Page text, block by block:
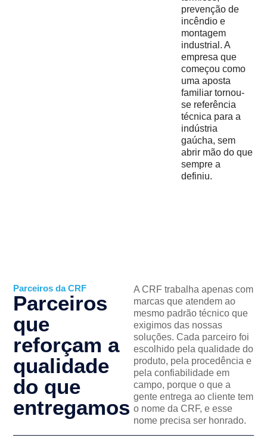
prevenção de
incêndio e
montagem
industrial. A
empresa que
começou como
uma aposta
familiar tornou-
se referência
técnica para a
indústria
gaúcha, sem
abrir mão do que
sempre a
definiu.
Parceiros da CRF
Parceiros
que
reforçam a
qualidade
do que
entregamos
A CRF trabalha apenas com
marcas que atendem ao
mesmo padrão técnico que
exigimos das nossas
soluções. Cada parceiro foi
escolhido pela qualidade do
produto, pela procedência e
pela confiabilidade em
campo, porque o que a
gente entrega ao cliente tem
o nome da CRF, e esse
nome precisa ser honrado.